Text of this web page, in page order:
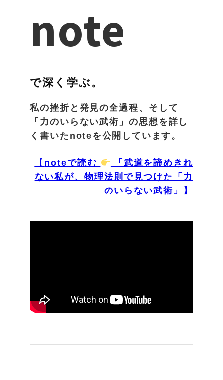
note
で深く学ぶ。
私の挫折と発見の全過程、そして
「力のいらない武術」の思想を詳し
く書いたnoteを公開しています。
【 noteで読む
「武道を諦めきれ
ない私が、物理法則で見つけた「力
のいらない武術」】